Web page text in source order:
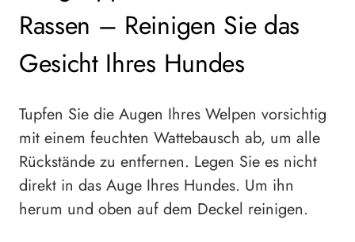
Rassen – Reinigen Sie das
Gesicht Ihres Hundes
Tupfen Sie die Augen Ihres Welpen vorsichtig
mit einem feuchten Wattebausch ab, um alle
Rückstände zu entfernen. Legen Sie es nicht
direkt in das Auge Ihres Hundes. Um ihn
herum und oben auf dem Deckel reinigen.